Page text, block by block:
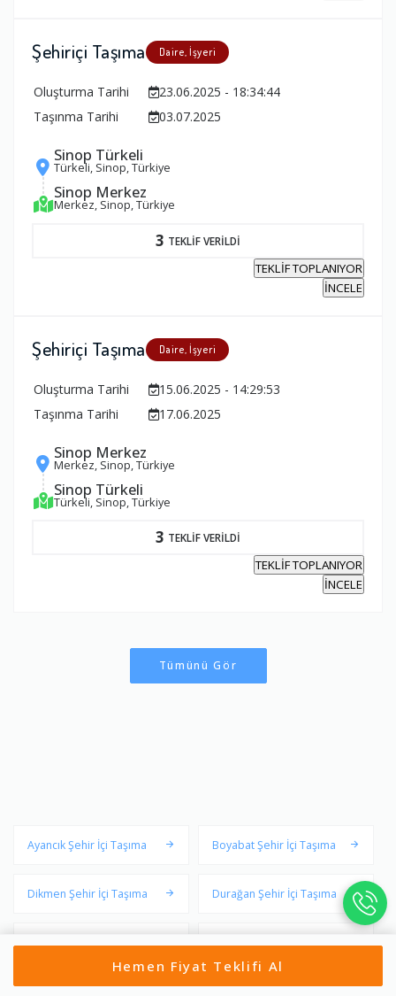
Şehiriçi Taşıma Daire, İşyeri
Oluşturma Tarihi
23.06.2025 - 18:34:44
Taşınma Tarihi
03.07.2025
Sinop Türkeli
Türkeli, Sinop, Türkiye
Sinop Merkez
Merkez, Sinop, Türkiye
3 TEKLİF VERİLDİ
TEKLİF TOPLANIYOR
İNCELE
Şehiriçi Taşıma Daire, İşyeri
Oluşturma Tarihi
15.06.2025 - 14:29:53
Taşınma Tarihi
17.06.2025
Sinop Merkez
Merkez, Sinop, Türkiye
Sinop Türkeli
Türkeli, Sinop, Türkiye
3 TEKLİF VERİLDİ
TEKLİF TOPLANIYOR
İNCELE
Tümünü Gör
Ayancık Şehir İçi Taşıma Boyabat Şehir İçi Taşıma
Dikmen Şehir İçi Taşıma Durağan Şehir İçi Taşıma
Erfelek Şehir İçi Taşıma Gerze Şehir İçi Taşıma
Merkez Şehir İçi Taşıma Saraydüzü Şehir İçi Taşıma
Hemen Fiyat Teklifi Al